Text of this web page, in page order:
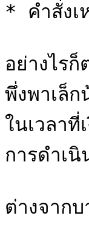
* คำสั่งเ
อย่างไร
พึ่งพาเล็
ในเวลาที่
การดำเนิ
ต่างจาก